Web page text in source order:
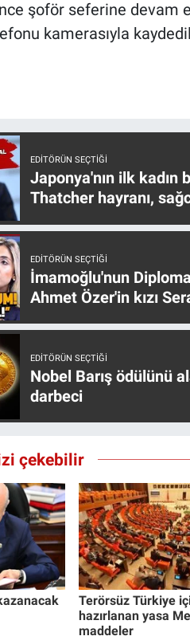
şoför seferine devam
kamerasıyla
EDITÖRÜN SEÇTIĞI
Japonya'nın ilk kadın
Thatcher hayranı,
EDITÖRÜN SEÇTIĞI
İmamoğlu'nun
Ahmet Özer'in kızı
EDITÖRÜN SEÇTIĞI
Nobel Barış ödülünü
darbeci
çekebilir
Terörsüz Türkiye
hazırlanan yasa
maddeler